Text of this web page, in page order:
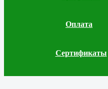
Оплата
Сертификаты